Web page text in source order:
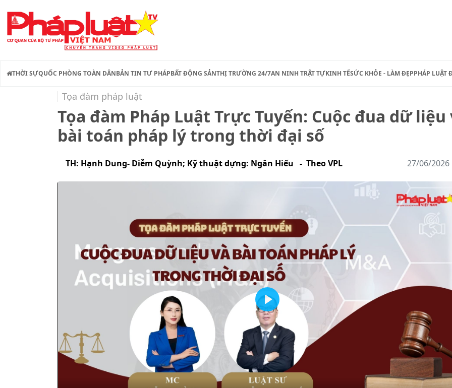
THỜI SỰQUỐC PHÒNG TOÀN DÂNBẢN TIN TƯ PHÁPBẤT ĐỘNG SẢNTHỊ TRƯỜNG 24/7AN NINH TRẬT TỰKINH TẾSỨC KHỎE - LÀM ĐẸPPHÁP LUẬT
Tọa đàm pháp luật
Tọa đàm Pháp Luật Trực Tuyến: Cuộc đua dữ liệu
bài toán pháp lý trong thời đại số
TH: Hạnh Dung- Diễm Quỳnh; Kỹ thuật dựng: Ngân Hiếu - Theo VPL 27/06/2026
Play